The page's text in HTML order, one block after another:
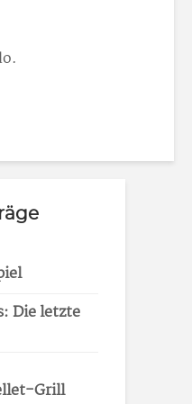
Die letzte
Grill